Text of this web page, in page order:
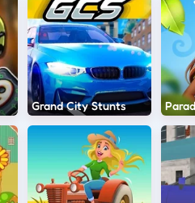
Grand City Stunts